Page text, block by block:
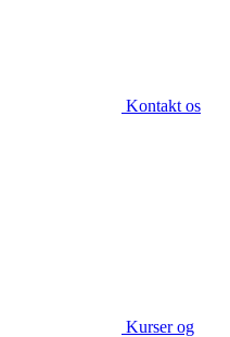
Kontakt os
Kurser og